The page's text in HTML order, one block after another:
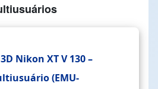
Nikon XT V 130 –
(EMU-